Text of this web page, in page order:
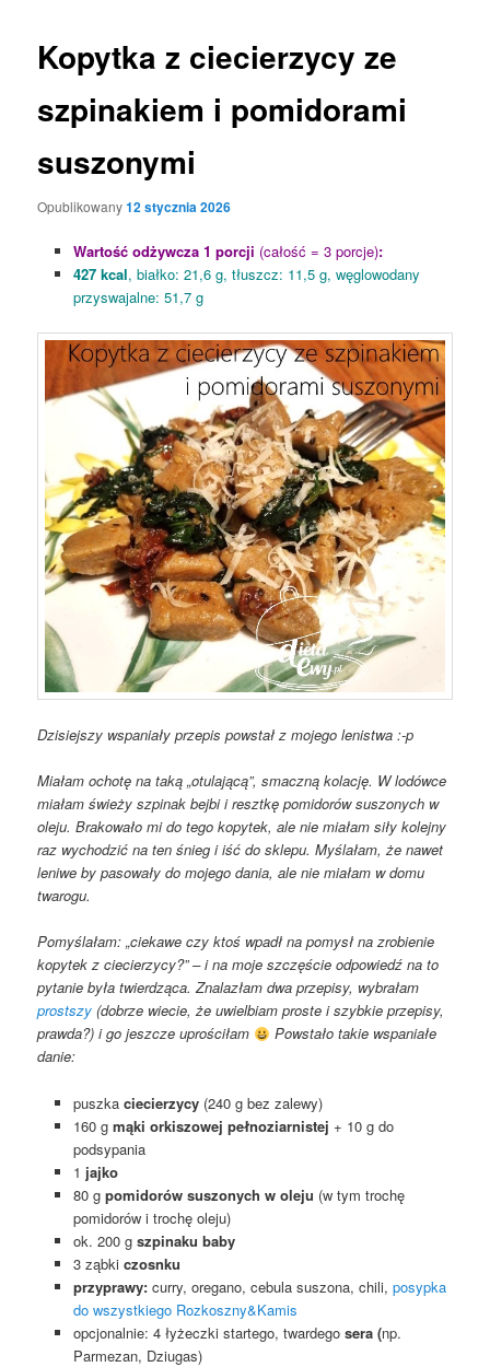
Kopytka z ciecierzycy ze
szpinakiem i pomidorami
suszonymi
Opublikowany12 stycznia 2026
Wartość odżywcza 1 porcji (całość = 3 porcje):
427 kcal, białko: 21,6 g, tłuszcz: 11,5 g, węglowodany
przyswajalne: 51,7 g
Dzisiejszy wspaniały przepis powstał z mojego lenistwa :-p
Miałam ochotę na taką „otulającą”, smaczną kolację. W lodówce
miałam świeży szpinak bejbi i resztkę pomidorów suszonych w
oleju. Brakowało mi do tego kopytek, ale nie miałam siły kolejny
raz wychodzić na ten śnieg i iść do sklepu. Myślałam, że nawet
leniwe by pasowały do mojego dania, ale nie miałam w domu
twarogu.
Pomyślałam: „ciekawe czy ktoś wpadł na pomysł na zrobienie
kopytek z ciecierzycy?” – i na moje szczęście odpowiedź na to
pytanie była twierdząca. Znalazłam dwa przepisy, wybrałam
prostszy (dobrze wiecie, że uwielbiam proste i szybkie przepisy,
prawda?) i go jeszcze uprościłam
Powstało takie wspaniałe
danie:
puszkaciecierzycy(240 g bez zalewy)
160 g mąki orkiszowej pełnoziarnistej + 10 g do
podsypania
1 jajko
80 g pomidorów suszonych w oleju (w tym trochę
pomidorów i trochę oleju)
ok. 200 gszpinaku baby
3 ząbki czosnku
przyprawy:curry, oregano, cebula suszona, chili, posypka
do wszystkiego Rozkoszny&Kamis
opcjonalnie: 4 łyżeczki startego, twardegosera (np.
Parmezan, Dziugas)